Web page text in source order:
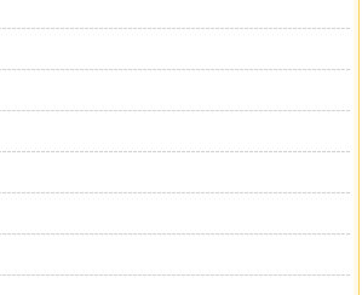
效率提高的例子
的冷飲店例子
色，使作業效率提高的例子
的例子
的例子
家相之秘訣